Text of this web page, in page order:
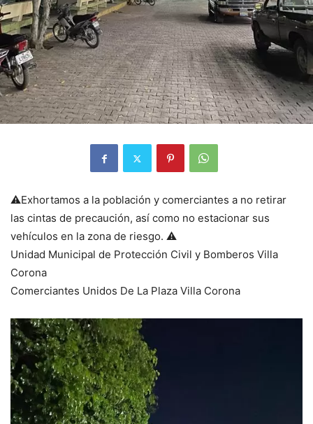
⚠️Exhortamos a la población y comerciantes a no retirar
las cintas de precaución, así como no estacionar sus
vehículos en la zona de riesgo. ⚠️
Unidad Municipal de Protección Civil y Bomberos Villa
Corona
Comerciantes Unidos De La Plaza Villa Corona